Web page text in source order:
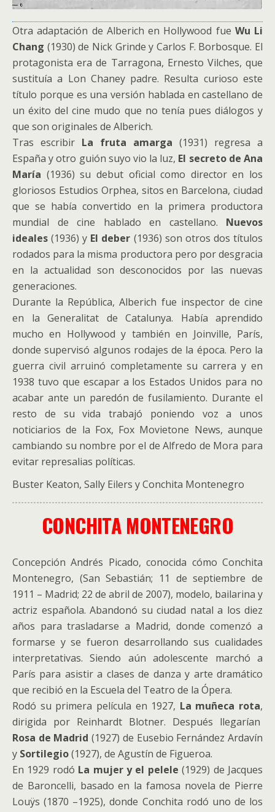
Otra adaptación de Alberich en Hollywood fue Wu Li
Chang (1930) de Nick Grinde y Carlos F. Borbosque. El
protagonista era de Tarragona, Ernesto Vilches, que
sustituía a Lon Chaney padre. Resulta curioso este
título porque es una versión hablada en castellano de
un éxito del cine mudo que no tenía pues diálogos y
que son originales de Alberich.
Tras escribir La fruta amarga (1931) regresa a
España y otro guión suyo vio la luz, El secreto de Ana
María (1936) su debut oficial como director en los
gloriosos Estudios Orphea, sitos en Barcelona, ciudad
que se había convertido en la primera productora
mundial de cine hablado en castellano. Nuevos
ideales (1936) y El deber (1936) son otros dos títulos
rodados para la misma productora pero por desgracia
en la actualidad son desconocidos por las nuevas
generaciones.
Durante la República, Alberich fue inspector de cine
en la Generalitat de Catalunya. Había aprendido
mucho en Hollywood y también en Joinville, París,
donde supervisó algunos rodajes de la época. Pero la
guerra civil arruinó completamente su carrera y en
1938 tuvo que escapar a los Estados Unidos para no
acabar ante un paredón de fusilamiento. Durante el
resto de su vida trabajó poniendo voz a unos
noticiarios de la Fox, Fox Movietone News, aunque
cambiando su nombre por el de Alfredo de Mora para
evitar represalias políticas.
Buster Keaton, Sally Eilers y Conchita Montenegro
CONCHITA MONTENEGRO
Concepción Andrés Picado, conocida cómo Conchita
Montenegro, (San Sebastián; 11 de septiembre de
1911 – Madrid; 22 de abril de 2007), modelo, bailarina y
actriz española. Abandonó su ciudad natal a los diez
años para trasladarse a Madrid, donde comenzó a
formarse y se fueron desarrollando sus cualidades
interpretativas. Siendo aún adolescente marchó a
París para asistir a clases de danza y arte dramático
que recibió en la Escuela del Teatro de la Ópera.
Rodó su primera película en 1927, La muñeca rota,
dirigida por Reinhardt Blotner. Después llegarían
Rosa de Madrid (1927) de Eusebio Fernández Ardavín
y Sortilegio(1927), de Agustín de Figueroa.
En 1929 rodó La mujer y el pelele (1929) de Jacques
de Baroncelli, basado en la famosa novela de Pierre
Louÿs (1870 –1925), donde Conchita rodó uno de los